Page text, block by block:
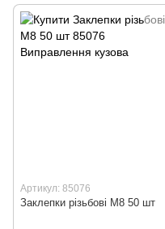
Артикул: 85076
Заклепки різьбові М8 50 шт